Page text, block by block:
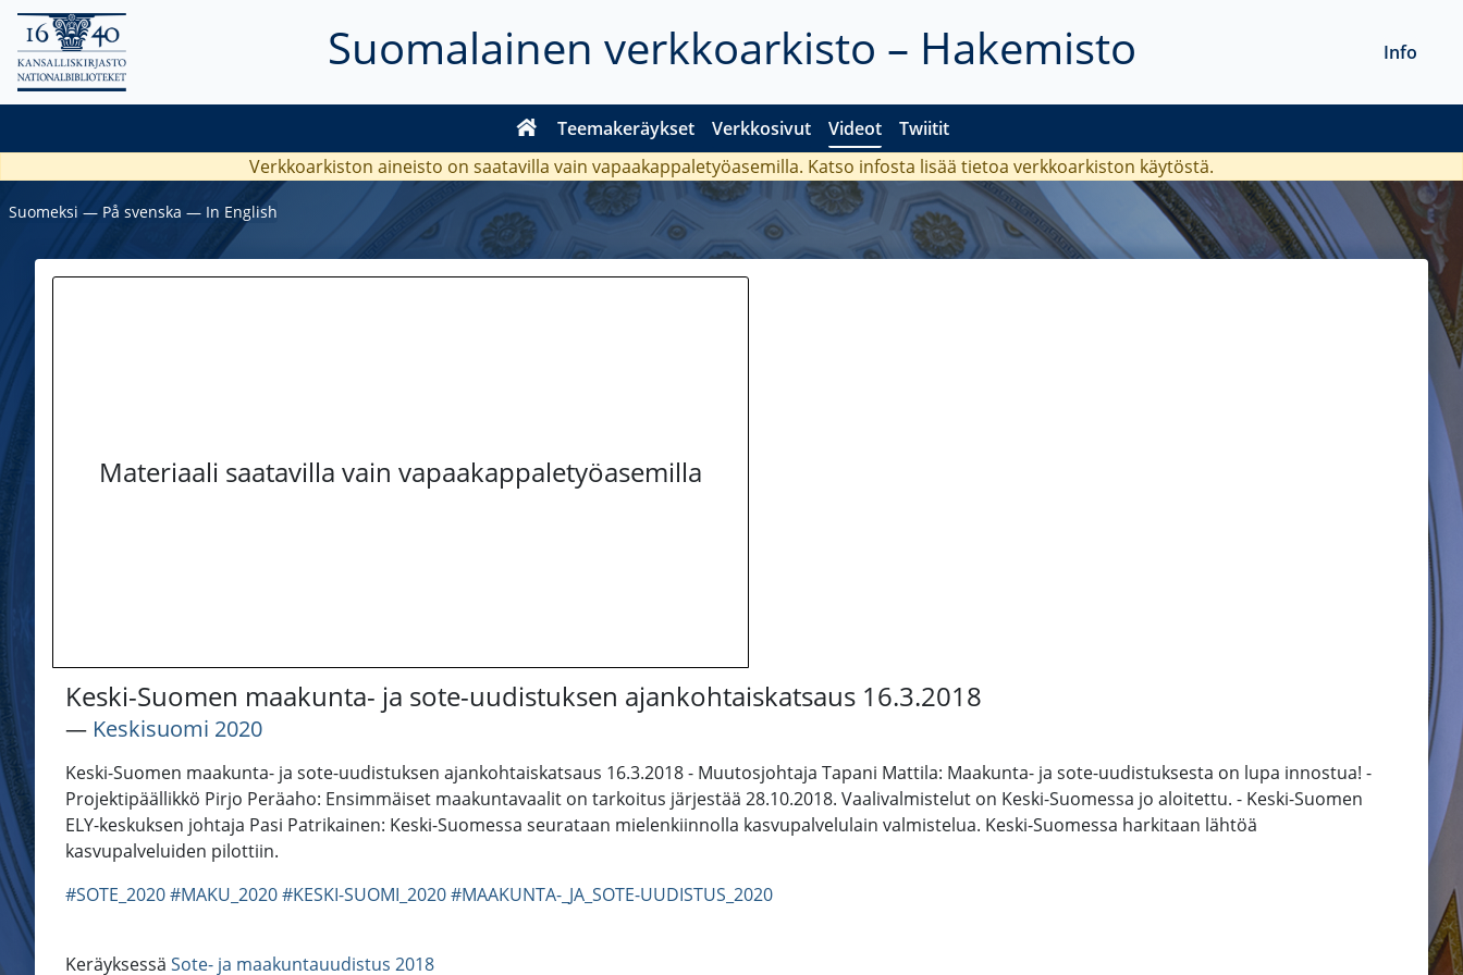
Suomalainen verkkoarkisto – Hakemisto
Teemakeräykset Verkkosivut Videot Twiitit
Info
Verkkoarkiston aineisto on saatavilla vain vapaakappaletyöasemilla. Katso infosta lisää tietoa verkkoarkiston käytöstä.
Suomeksi ― På svenska ― In English
Materiaali saatavilla vain vapaakappaletyöasemilla
Keski-Suomen maakunta- ja sote-uudistuksen ajankohtaiskatsaus 16.3.2018
― Keskisuomi 2020
Keski-Suomen maakunta- ja sote-uudistuksen ajankohtaiskatsaus 16.3.2018 - Muutosjohtaja Tapani Mattila: Maakunta- ja sote-uudistuksesta on lupa innostua! -
Projektipäällikkö Pirjo Peräaho: Ensimmäiset maakuntavaalit on tarkoitus järjestää 28.10.2018. Vaalivalmistelut on Keski-Suomessa jo aloitettu. - Keski-Suomen
ELY-keskuksen johtaja Pasi Patrikainen: Keski-Suomessa seurataan mielenkiinnolla kasvupalvelulain valmistelua. Keski-Suomessa harkitaan lähtöä
kasvupalveluiden pilottiin.
#SOTE_2020#MAKU_2020#KESKI-SUOMI_2020#MAAKUNTA-_JA_SOTE-UUDISTUS_2020
Keräyksessä Sote- ja maakuntauudistus 2018